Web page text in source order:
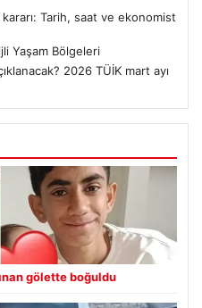
kararı: Tarih, saat ve ekonomist
Yaşam Bölgeleri
2026 TÜİK mart ayı
gölette boğuldu